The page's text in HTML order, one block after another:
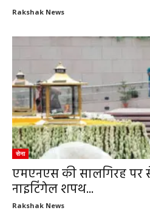
Rakshak News
सेना
एमएनएस की सालगिरह पर
नाइटिंगेल शपथ...
Rakshak News